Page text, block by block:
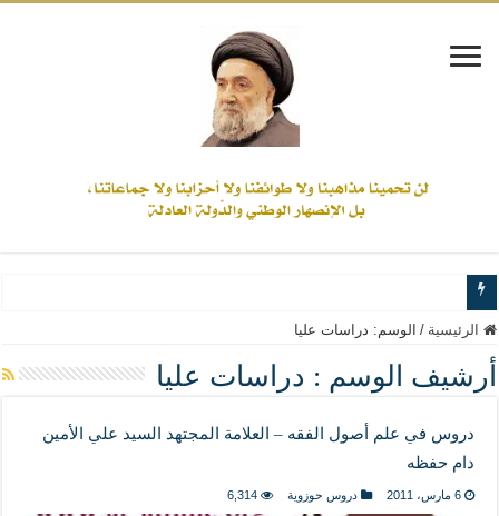
www.alamine.net
مواقف وآراء العلاّمة السيد علي الأمين من الأحداث والقضايا - اضغط للاطلاع
إذا كان التسنن هو الإيمان بسنة رسول الله ( صلى الله عليه وآله) فكلّ
علاقات المذاهب والأديان لا يجوز أن تكون على حساب الأوطان
لن تحمينا مذاهبنا ولا طوائفنا ولا أحزابنا ولا جماعاتنا، بل الإنصهار الوطني والدولة
المذاهب ليست قدرًا لا يمكن تجاوزه
الرئيسية / الوسم: دراسات عليا
أرشيف الوسم : دراسات عليا
دروس في علم أصول الفقه – العلامة المجتهد السيد علي الأمين
دام حفظه
6 مارس، 2011 دروس حوزوية 6,314